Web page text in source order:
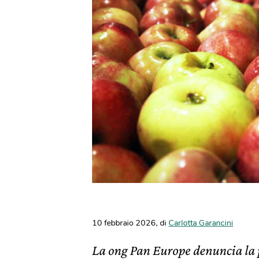
10 febbraio 2026, di Carlotta Garancini
La ong Pan Europe denuncia